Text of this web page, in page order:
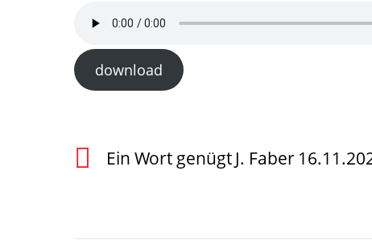
download
Ein Wort genügt J. Faber